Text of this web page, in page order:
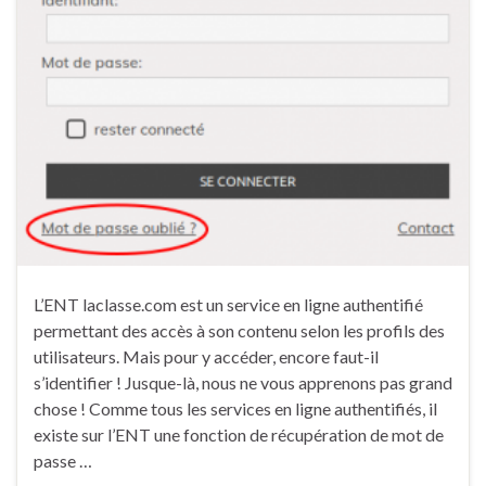
L’ENT laclasse.com est un service en ligne authentifié
permettant des accès à son contenu selon les profils des
utilisateurs. Mais pour y accéder, encore faut-il
s’identifier ! Jusque-là, nous ne vous apprenons pas grand
chose ! Comme tous les services en ligne authentifiés, il
existe sur l’ENT une fonction de récupération de mot de
passe …